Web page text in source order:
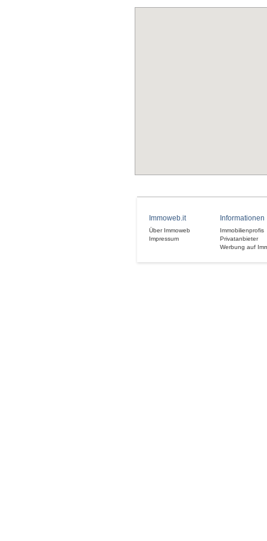
Immoweb.it
Über Immoweb
Impressum
Informationen
Immobilienprofis
Privatanbieter
Werbung auf